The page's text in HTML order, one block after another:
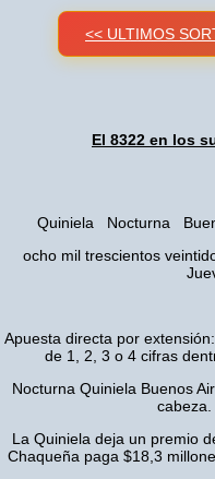
<< ULTIMOS
El 8322 en los
Quiniela Nocturna
ocho mil trescientos
Apuesta directa por
de 1, 2, 3 o 4 cifras
Nocturna Quiniela Buenos
La Quiniela deja un premio
Chaqueña paga $18,3